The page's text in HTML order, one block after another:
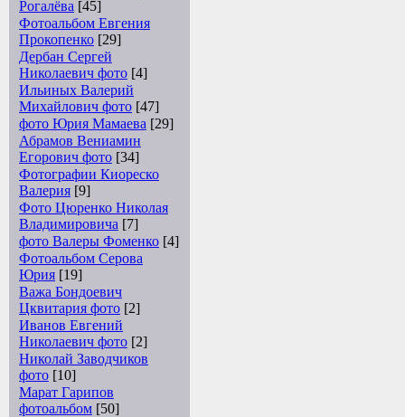
Рогалёва [45]
Фотоальбом Евгения
Прокопенко [29]
Дербан Сергей
Николаевич фото [4]
Ильиных Валерий
Михайлович фото [47]
фото Юрия Мамаева [29]
Абрамов Вениамин
Егорович фото [34]
Фотографии Киореско
Валерия [9]
Фото Цюренко Николая
Владимировича [7]
фото Валеры Фоменко [4]
Фотоальбом Серова
Юрия [19]
Важа Бондоевич
Цквитария фото [2]
Иванов Евгений
Николаевич фото [2]
Николай Заводчиков
фото [10]
Марат Гарипов
фотоальбом [50]